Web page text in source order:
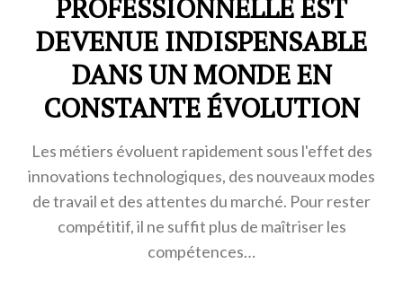
PROFESSIONNELLE EST
DEVENUE INDISPENSABLE
DANS UN MONDE EN
CONSTANTE ÉVOLUTION
Les métiers évoluent rapidement sous l'effet des
innovations technologiques, des nouveaux modes
de travail et des attentes du marché. Pour rester
compétitif, il ne suffit plus de maîtriser les
compétences…